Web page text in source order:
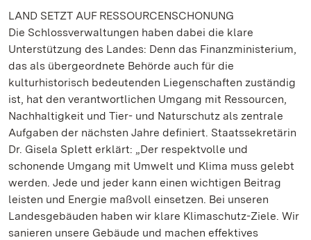
LAND SETZT AUF RESSOURCENSCHONUNG
Die Schlossverwaltungen haben dabei die klare
Unterstützung des Landes: Denn das Finanzministerium,
das als übergeordnete Behörde auch für die
kulturhistorisch bedeutenden Liegenschaften zuständig
ist, hat den verantwortlichen Umgang mit Ressourcen,
Nachhaltigkeit und Tier- und Naturschutz als zentrale
Aufgaben der nächsten Jahre definiert. Staatssekretärin
Dr. Gisela Splett erklärt: „Der respektvolle und
schonende Umgang mit Umwelt und Klima muss gelebt
werden. Jede und jeder kann einen wichtigen Beitrag
leisten und Energie maßvoll einsetzen. Bei unseren
Landesgebäuden haben wir klare Klimaschutz-Ziele. Wir
sanieren unsere Gebäude und machen effektives